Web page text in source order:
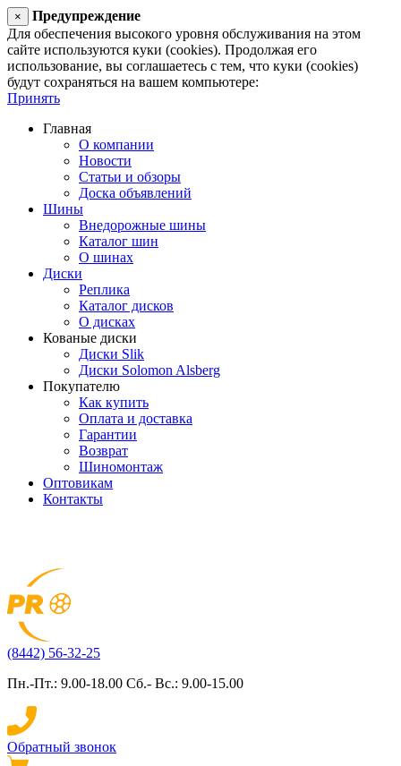
×
Предупреждение
Для обеспечения высокого уровня обслуживания на этом
сайте используются куки (cookies). Продолжая его
использование, вы соглашаетесь с тем, что куки (cookies)
будут сохраняться на вашем компьютере:
Принять
Главная
О компании
Новости
Статьи и обзоры
Доска объявлений
Шины
Внедорожные шины
Каталог шин
О шинах
Диски
Реплика
Каталог дисков
О дисках
Кованые диски
Диски Slik
Диски Solomon Alsberg
Покупателю
Как купить
Оплата и доставка
Гарантии
Возврат
Шиномонтаж
Оптовикам
Контакты
(8442) 56-32-25
Пн.-Пт.: 9.00-18.00 Сб.- Вс.: 9.00-15.00
Обратный звонок